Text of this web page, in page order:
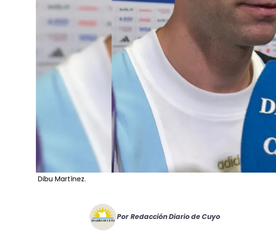
Dibu Martínez.
Por Redacción Diario de Cuyo